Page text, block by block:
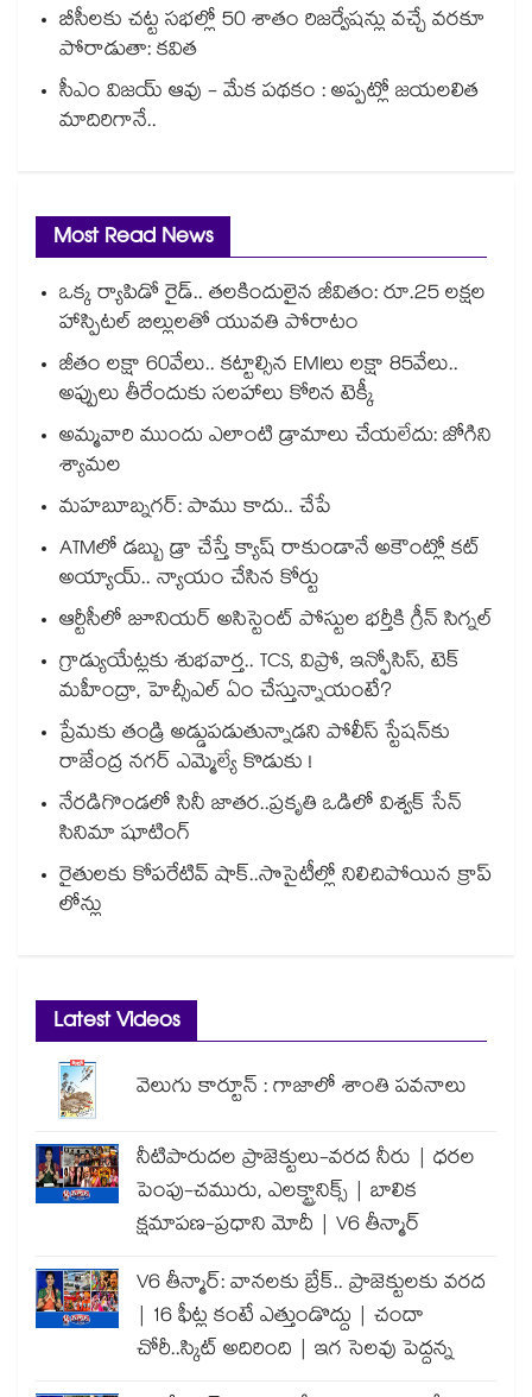
బీసీలకు చట్ట సభల్లో 50 శాతం రిజర్వేషన్లు వచ్చే వరకూ
పోరాడుతా: కవిత
సీఎం విజయ్ ఆవు - మేక పథకం : అప్పట్లో జయలలిత
మాదిరిగానే..
Most Read News
ఒక్క ర్యాపిడో రైడ్.. తలకిందులైన జీవితం: రూ.25 లక్షల
హాస్పిటల్ బిల్లులతో యువతి పోరాటం
జీతం లక్షా 60వేలు.. కట్టాల్సిన EMIలు లక్షా 85వేలు..
అప్పులు తీరేందుకు సలహాలు కోరిన టెక్కీ
అమ్మవారి ముందు ఎలాంటి డ్రామాలు చేయలేదు: జోగిని
శ్యామల
మహబూబ్నగర్: పాము కాదు.. చేపే
ATMలో డబ్బు డ్రా చేస్తే క్యాష్ రాకుండానే అకౌంట్లో కట్
అయ్యాయ్.. న్యాయం చేసిన కోర్టు
ఆర్టీసీలో జూనియర్ అసిస్టెంట్‌‌ పోస్టుల భర్తీకి గ్రీన్‌‌ సిగ్నల్
గ్రాడ్యుయేట్లకు శుభవార్త.. TCS, విప్రో, ఇన్ఫోసిస్, టెక్
మహీంద్రా, హెచ్సీఎల్ ఏం చేస్తున్నాయంటే?
ప్రేమకు తండ్రి అడ్డుపడుతున్నాడని పోలీస్ స్టేషన్⁪కు
రాజేంద్ర నగర్ ఎమ్మెల్యే కొడుకు !
నేరడిగొండలో సినీ జాతర..ప్రకృతి ఒడిలో విశ్వక్ సేన్
సినిమా షూటింగ్
రైతులకు కోపరేటివ్ షాక్..సొసైటీల్లో నిలిచిపోయిన క్రాప్
లోన్లు
Latest Videos
వెలుగు కార్టూన్ : గాజాలో శాంతి పవనాలు
నీటిపారుదల ప్రాజెక్టులు-వరద నీరు | ధరల
పెంపు-చమురు, ఎలక్ట్రానిక్స్ | బాలిక
క్షమాపణ-ప్రధాని మోదీ | V6 తీన్మార్
V6 తీన్మార్: వానలకు బ్రేక్.. ప్రాజెక్టులకు వరద
| 16 ఫీట్ల కంటే ఎత్తుండొద్దు | చందా
చోరీ..స్కిట్ అదిరింది | ఇగ సెలవు పెద్దన్న